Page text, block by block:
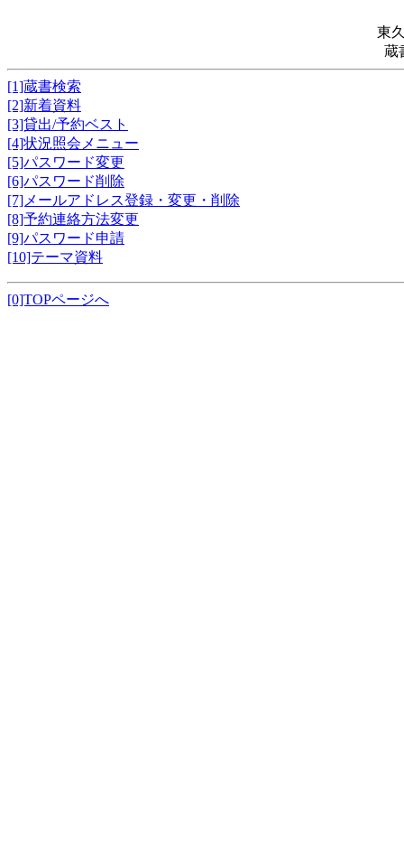
東
蔵
[1]蔵書検索
[2]新着資料
[3]貸出/予約ベスト
[4]状況照会メニュー
[5]パスワード変更
[6]パスワード削除
[7]メールアドレス登録・変更・削除
[8]予約連絡方法変更
[9]パスワード申請
[10]テーマ資料
[0]TOPページへ